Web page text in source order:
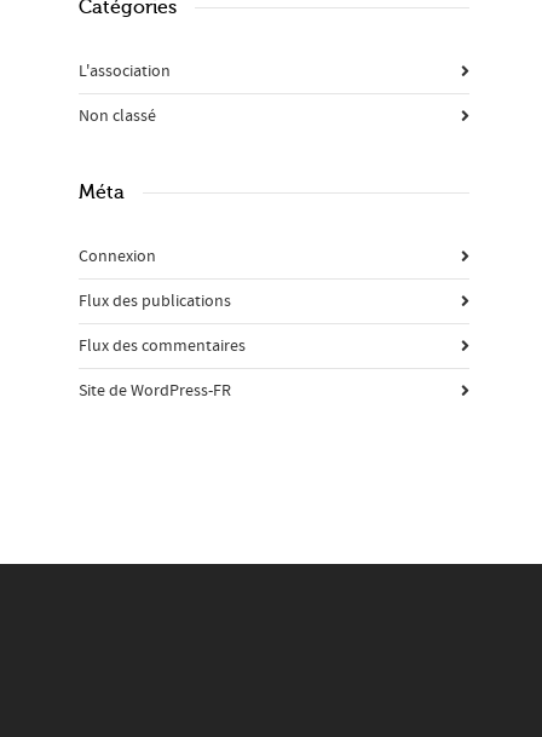
Catégories
L'association
Non classé
Méta
Connexion
Flux des publications
Flux des commentaires
Site de WordPress-FR